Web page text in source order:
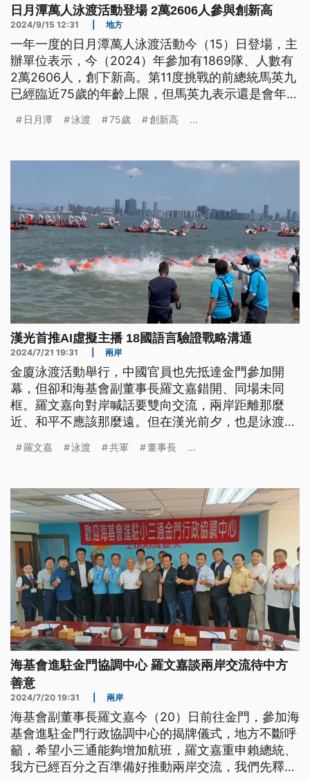
日月潭萬人泳渡活動登場 2萬2606人參與創新高
2024/9/15 12:31 地方
一年一度的日月潭萬人泳渡活動今（15）日登場，主
辦單位表示，今（2024）年參加有1869隊、人數有
2萬2606人，創下新高。第11度挑戰的前總統馬英九
已經臨近75歲的年齡上限，但馬英九表示還是會年年
日月潭 泳渡 75歲 創新高 ...
漢光首推AI虛擬主播 18國語言驗證戰略溝通
2024/7/21 19:31 兩岸
金廈泳渡活動舉行，中國官員也先抵達金門參加開
幕，但卻和海基會副董事長羅文嘉錯開、同場未同
框。羅文嘉向對岸喊話要雙向交流，兩岸距離那麼
近、和平不應該那麼遠。但在漢光前夕，也是泳渡活
之外，這次漢光也將首次以AI虛擬主播，快速切換18
羅文嘉 泳渡 共軍 董事長 ...
海基會進駐金門協調中心 羅文嘉談兩岸交流待中方
善意
2024/7/20 19:31 兩岸
海基會副董事長羅文嘉今（20）日前往金門，參加海
基會進駐金門行政協調中心的揭牌儀式，地方不斷呼
籲，希望小三通能夠增加航班，羅文嘉重申賴總統、
我方已經百分之百準備好推動兩岸交流，我們先釋出